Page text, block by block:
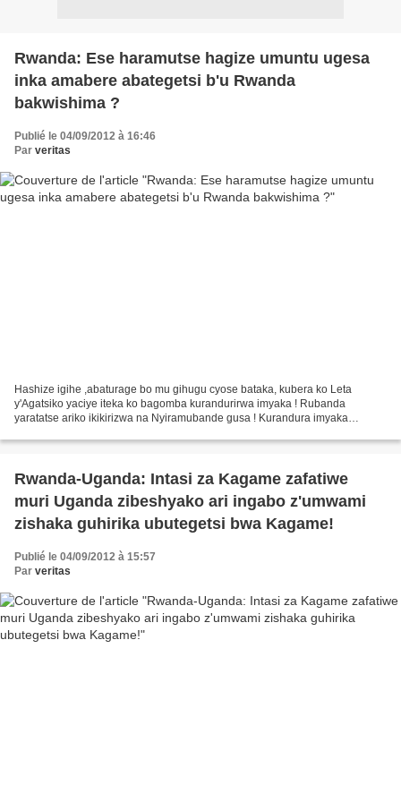
Rwanda: Ese haramutse hagize umuntu ugesa
inka amabere abategetsi b'u Rwanda
bakwishima ?
Publié le 04/09/2012 à 16:46
Par veritas
Hashize igihe ,abaturage bo mu gihugu cyose bataka, kubera ko Leta
y'Agatsiko yaciye iteka ko bagomba kurandurirwa imyaka ! Rubanda
yaratatse ariko ikikirizwa na Nyiramubande gusa ! Kurandura imyaka
Rwanda-Uganda: Intasi za Kagame zafatiwe
muri Uganda zibeshyako ari ingabo z'umwami
zishaka guhirika ubutegetsi bwa Kagame!
Publié le 04/09/2012 à 15:57
Par veritas